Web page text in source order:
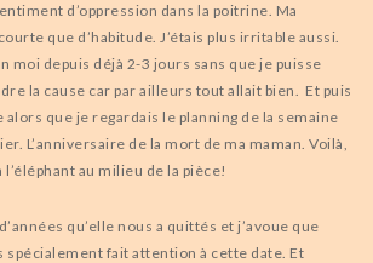
d’oppression dans la poitrine. Ma
que d’habitude. J’étais plus irritable aussi.
moi depuis déjà 2-3 jours sans que je puisse
la cause car par ailleurs tout allait bien. Et puis
que je regardais le planning de la semaine
L’anniversaire de la mort de ma maman. Voilà,
au milieu de la pièce!
qu’elle nous a quittés et j’avoue que
spécialement fait attention à cette date. Et